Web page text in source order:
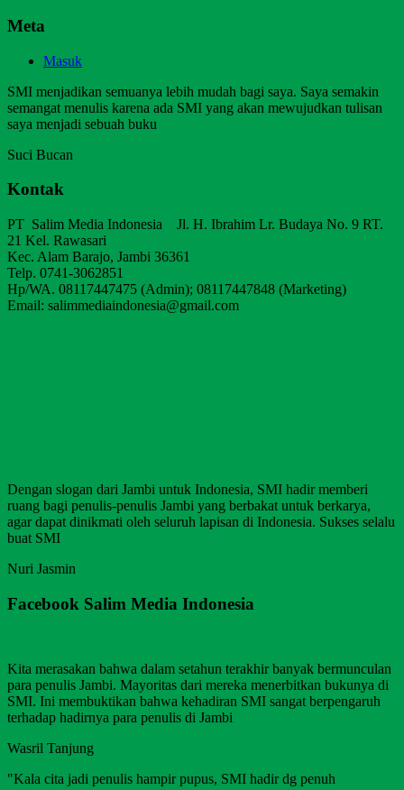
Meta
Masuk
SMI menjadikan semuanya lebih mudah bagi saya. Saya semakin
semangat menulis karena ada SMI yang akan mewujudkan tulisan
saya menjadi sebuah buku
Suci Bucan
Kontak
PT Salim Media Indonesia Jl. H. Ibrahim Lr. Budaya No. 9 RT.
21 Kel. Rawasari
Kec. Alam Barajo, Jambi 36361
Telp. 0741-3062851
Hp/WA. 08117447475 (Admin); 08117447848 (Marketing)
Email: salimmediaindonesia@gmail.com
Dengan slogan dari Jambi untuk Indonesia, SMI hadir memberi
ruang bagi penulis-penulis Jambi yang berbakat untuk berkarya,
agar dapat dinikmati oleh seluruh lapisan di Indonesia. Sukses selalu
buat SMI
Nuri Jasmin
Facebook Salim Media Indonesia
Kita merasakan bahwa dalam setahun terakhir banyak bermunculan
para penulis Jambi. Mayoritas dari mereka menerbitkan bukunya di
SMI. Ini membuktikan bahwa kehadiran SMI sangat berpengaruh
terhadap hadirnya para penulis di Jambi
Wasril Tanjung
"Kala cita jadi penulis hampir pupus, SMI hadir dg penuh